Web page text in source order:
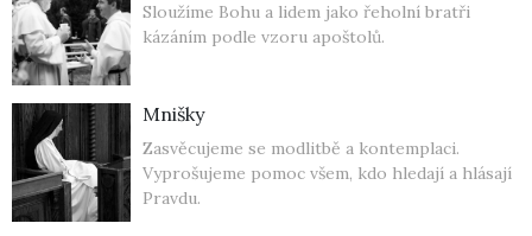
Sloužíme Bohu a lidem jako řeholní bratři
kázáním podle vzoru apoštolů.
Mnišky
Zasvěcujeme se modlitbě a kontemplaci.
Vyprošujeme pomoc všem, kdo hledají a hlásají
Pravdu.